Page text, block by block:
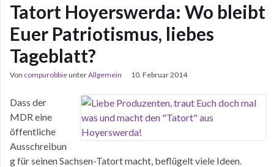
Tatort Hoyerswerda: Wo bleibt
Euer Patriotismus, liebes
Tageblatt?
Von compurobbieunterAllgemein 10. Februar 2014
Dass der
MDR eine
öffentliche
Ausschreibun
g für seinen Sachsen-Tatort macht, beflügelt viele Ideen.